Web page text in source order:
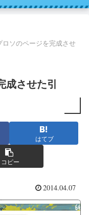
ロソのページを完成させ
成させた引
はてブ
コピー
2014.04.07